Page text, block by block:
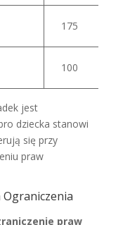
175
100
jest
dziecka stanowi
się przy
praw
praw